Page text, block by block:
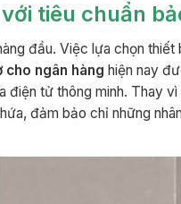
tiêu chuẩn
đầu. Việc lựa chọn
cho ngân hàng hiện nay
tử thông minh. Thay
đảm bảo chỉ những